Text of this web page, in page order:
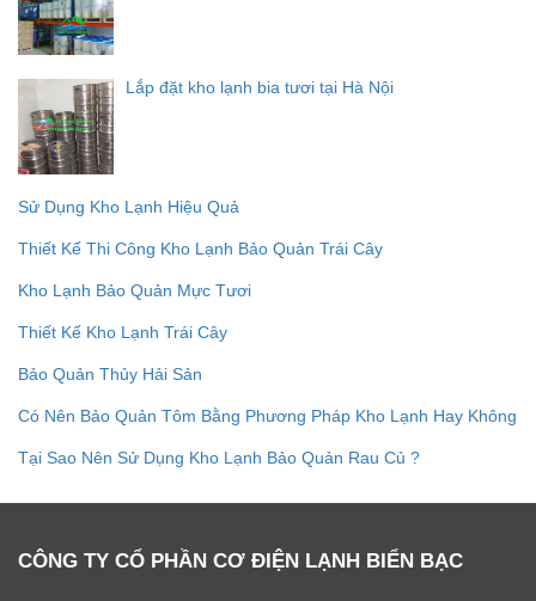
Lắp đặt kho lạnh bia tươi tại Hà Nội
Sử Dụng Kho Lạnh Hiệu Quả
Thiết Kế Thi Công Kho Lạnh Bảo Quản Trái Cây
Kho Lạnh Bảo Quản Mực Tươi
Thiết Kế Kho Lạnh Trái Cây
Bảo Quản Thủy Hải Sản
Có Nên Bảo Quản Tôm Bằng Phương Pháp Kho Lạnh Hay Không
Tại Sao Nên Sử Dụng Kho Lạnh Bảo Quản Rau Củ ?
CÔNG TY CỔ PHẦN CƠ ĐIỆN LẠNH BIỂN BẠC